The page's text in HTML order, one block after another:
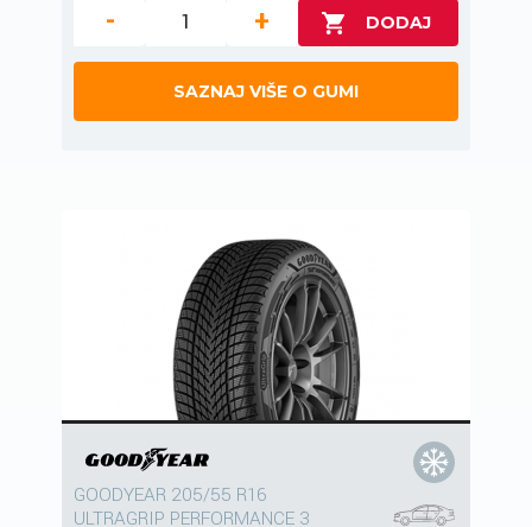
- +
SAZNAJ VIŠE O GUMI
GOODYEAR 205/55 R16
ULTRAGRIP PERFORMANCE 3